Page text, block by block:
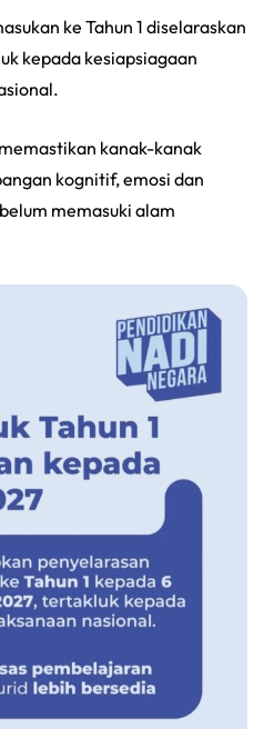
ke Tahun 1 diselaraskan
kepada kesiapsiagaan
kanak-kanak
kognitif, emosi dan
memasuki alam